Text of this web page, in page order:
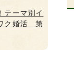
テーマ別イ
ク婚活 第